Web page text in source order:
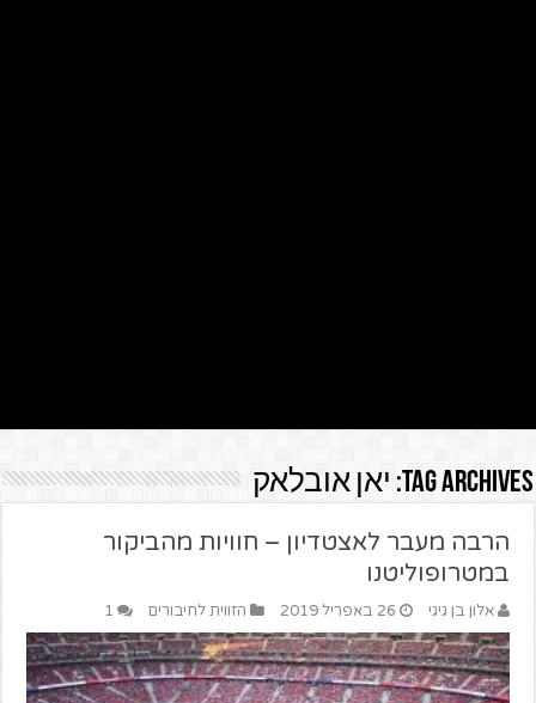
Tag Archives: יאן אובלאק
הרבה מעבר לאצטדיון – חוויות מהביקור
במטרופוליטנו
אלון בן גיגי 26 באפריל 2019 הזווית לחיבורים 1